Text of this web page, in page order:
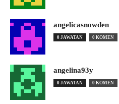
angelicasnowden
0 JAWATAN 0 KOMEN
angelina93y
0 JAWATAN 0 KOMEN